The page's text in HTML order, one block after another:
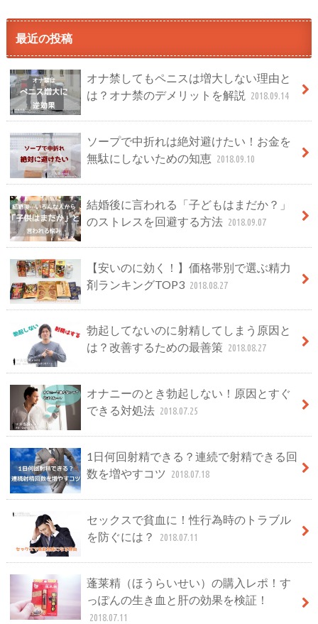
最近の投稿
オナ禁してもペニスは増大しない理由と
は？オナ禁のデメリットを解説
2018.09.14
ソープで中折れは絶対避けたい！お金を
無駄にしないための知恵 2018.09.10
結婚後に言われる「子どもはまだか？」
のストレスを回避する方法 2018.09.07
【安いのに効く！】価格帯別で選ぶ精力
剤ランキングTOP3 2018.08.27
勃起してないのに射精してしまう原因と
は？改善するための最善策 2018.08.27
オナニーのとき勃起しない！原因とすぐ
できる対処法 2018.07.25
1日何回射精できる？連続で射精できる回
数を増やすコツ
2018.07.18
セックスで貧血に！性行為時のトラブル
を防ぐには？
2018.07.11
蓬莱精（ほうらいせい）の購入レポ！す
っぽんの生き血と肝の効果を検証！
2018.07.11